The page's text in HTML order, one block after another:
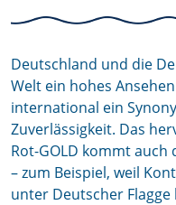
Deutschland und die
Welt ein hohes
international ein
Zuverlässigkeit. Das
Rot-GOLD kommt
– zum Beispiel, weil
unter Deutscher